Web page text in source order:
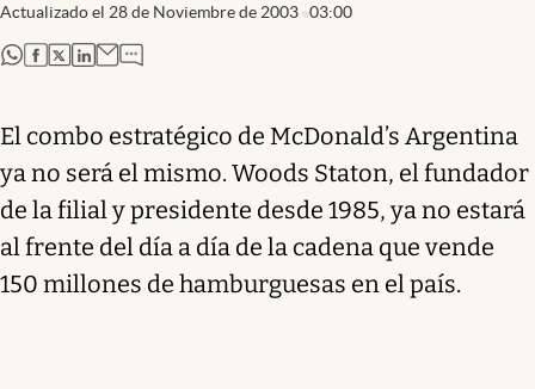
Actualizado el 28 de Noviembre de 2003 03:00
abre en nueva pestaña
abre en nueva pestaña
abre en nueva pestaña
abre en nueva pestaña
El combo estratégico de McDonald’s Argentina
ya no será el mismo. Woods Staton, el fundador
de la filial y presidente desde 1985, ya no estará
al frente del día a día de la cadena que vende
150 millones de hamburguesas en el país.